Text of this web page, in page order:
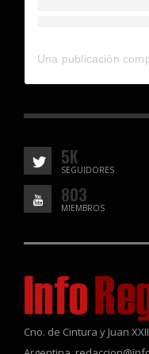
5K
SEGUIDORES
803
MIEMBROS
Cno. de Cintura y Juan